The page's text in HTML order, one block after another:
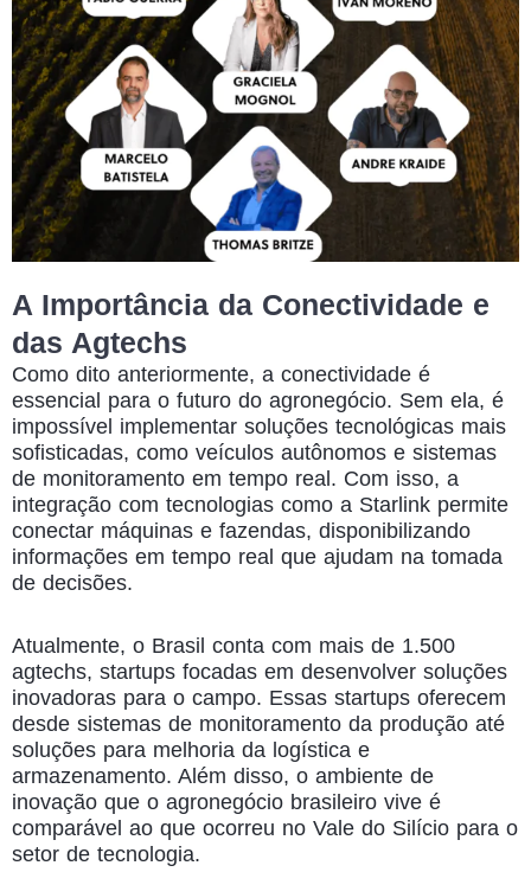
A Importância da Conectividade e
das Agtechs
Como dito anteriormente, a conectividade é
essencial para o futuro do agronegócio. Sem ela, é
impossível implementar soluções tecnológicas mais
sofisticadas, como veículos autônomos e sistemas
de monitoramento em tempo real. Com isso, a
integração com tecnologias como a Starlink permite
conectar máquinas e fazendas, disponibilizando
informações em tempo real que ajudam na tomada
de decisões.
Atualmente, o Brasil conta com mais de 1.500
agtechs, startups focadas em desenvolver soluções
inovadoras para o campo. Essas startups oferecem
desde sistemas de monitoramento da produção até
soluções para melhoria da logística e
armazenamento. Além disso, o ambiente de
inovação que o agronegócio brasileiro vive é
comparável ao que ocorreu no Vale do Silício para o
setor de tecnologia.